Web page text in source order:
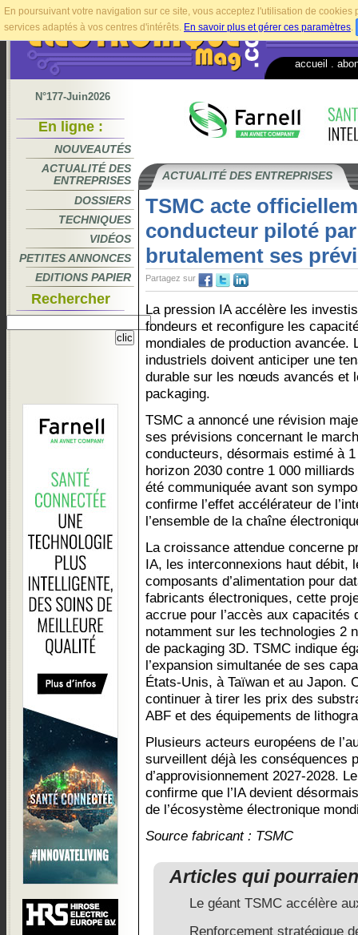
En poursuivant votre navigation sur ce site, vous acceptez l'utilisation de
services adaptés à vos centres d'intérêts. En savoir plus et gérer ces paramètres.
accueil
N°177-Juin2026
En ligne :
NOUVEAUTÉS
ACTUALITÉ DES
ENTREPRISES
DOSSIERS
TECHNIQUES
VIDÉOS
PETITES ANNONCES
EDITIONS PAPIER
Rechercher
ACTUALITÉ DES ENTREPRISES
TSMC acte
conducteur piloté par
brutalement ses
Partagez sur
La pression IA accélère les
fondeurs et reconfigure les
mondiales de production avancée.
industriels doivent anticiper une
durable sur les nœuds avancés et
packaging.
TSMC a annoncé une révision
ses prévisions concernant le
conducteurs, désormais estimé à
horizon 2030 contre 1 000
été communiquée avant son
confirme l’effet accélérateur de
l’ensemble de la chaîne
La croissance attendue concerne
IA, les interconnexions haut débit,
composants d’alimentation pour
fabricants électroniques, cette
accrue pour l’accès aux capacités
notamment sur les technologies 2
de packaging 3D. TSMC indique
l’expansion simultanée de ses
États-Unis, à Taïwan et au Japon.
continuer à tirer les prix des
ABF et des équipements de
Plusieurs acteurs européens de
surveillent déjà les conséquences
d’approvisionnement 2027-2028.
confirme que l’IA devient
de l’écosystème électronique
Source fabricant : TSMC
Articles qui
Le géant TSMC accélère
Renforcement stratégique